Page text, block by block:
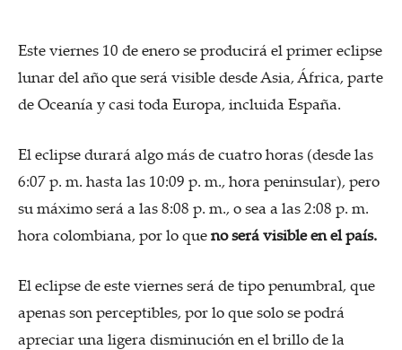
Este viernes 10 de enero se producirá el primer eclipse
lunar del año que será visible desde Asia, África, parte
de Oceanía y casi toda Europa, incluida España.
El eclipse durará algo más de cuatro horas (desde las
6:07 p. m. hasta las 10:09 p. m., hora peninsular), pero
su máximo será a las 8:08 p. m., o sea a las 2:08 p. m.
hora colombiana, por lo queno será visible en el país.
El eclipse de este viernes será de tipo penumbral, que
apenas son perceptibles, por lo que solo se podrá
apreciar una ligera disminución en el brillo de la